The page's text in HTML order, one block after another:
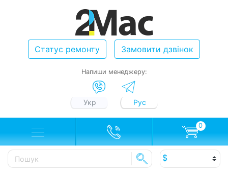
Статус ремонту Замовити дзвінок
Напиши менеджеру:
Укр Рус
0